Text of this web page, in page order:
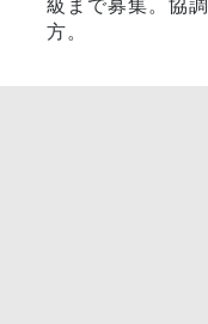
級まで募集。協
方。